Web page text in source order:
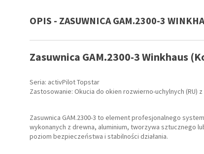
OPIS - ZASUWNICA GAM.2300-3
Zasuwnica GAM.2300-3 Winkhaus
Seria: activPilot Topstar
Zastosowanie: Okucia do okien rozwierno-uchylnych (RU)
Zasuwnica GAM.2300-3 to element profesjonalnego
wykonanych z drewna, aluminium, tworzywa sztucznego
poziom bezpieczeństwa i stabilności działania.